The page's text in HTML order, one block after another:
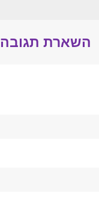
השארת תגובה